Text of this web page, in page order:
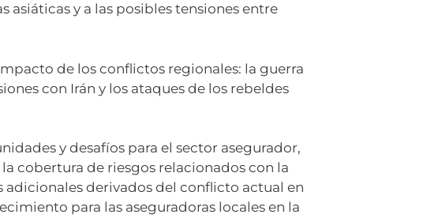
y a las posibles tensiones entre
de los conflictos regionales: la guerra
con Irán y los ataques de los rebeldes
y desafíos para el sector asegurador,
cobertura de riesgos relacionados con la
adicionales derivados del conflicto actual en
para las aseguradoras locales en la